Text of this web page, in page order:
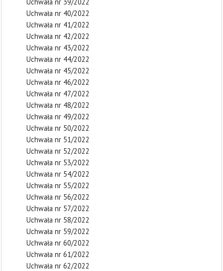
Uchwała nr 40/2022
Uchwała nr 41/2022
Uchwała nr 42/2022
Uchwała nr 43/2022
Uchwała nr 44/2022
Uchwała nr 45/2022
Uchwała nr 46/2022
Uchwała nr 47/2022
Uchwała nr 48/2022
Uchwała nr 49/2022
Uchwała nr 50/2022
Uchwała nr 51/2022
Uchwała nr 52/2022
Uchwała nr 53/2022
Uchwała nr 54/2022
Uchwała nr 55/2022
Uchwała nr 56/2022
Uchwała nr 57/2022
Uchwała nr 58/2022
Uchwała nr 59/2022
Uchwała nr 60/2022
Uchwała nr 61/2022
Uchwała nr 62/2022